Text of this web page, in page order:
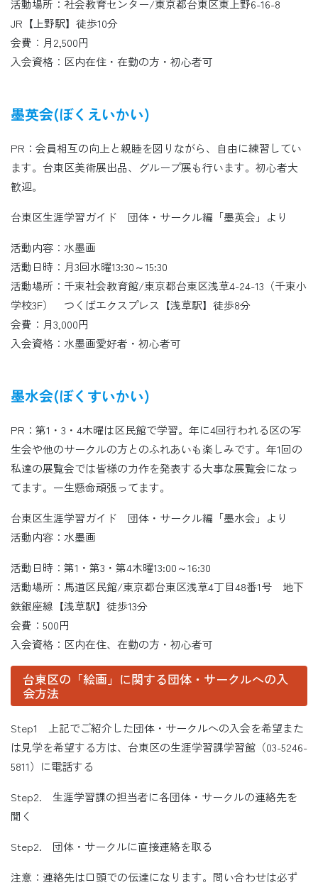
活動場所：社会教育センター/東京都台東区東上野6-16-8
JR【上野駅】徒歩10分
会費：月2,500円
入会資格：区内在住・在勤の方・初心者可
墨英会(ぼくえいかい)
PR：会員相互の向上と親睦を図りながら、自由に練習してい
ます。台東区美術展出品、グループ展も行います。初心者大
歓迎。
台東区生涯学習ガイド 団体・サークル編「墨英会」より
活動内容：水墨画
活動日時：月3回水曜13:30～15:30
活動場所：千束社会教育館/東京都台東区浅草4-24-13（千束小
学校3F） つくばエクスプレス【浅草駅】徒歩8分
会費：月3,000円
入会資格：水墨画愛好者・初心者可
墨水会(ぼくすいかい)
PR：第1・3・4木曜は区民館で学習。年に4回行われる区の写
生会や他のサークルの方とのふれあいも楽しみです。年1回の
私達の展覧会では皆様の力作を発表する大事な展覧会になっ
てます。一生懸命頑張ってます。
台東区生涯学習ガイド 団体・サークル編「墨水会」より
活動内容：水墨画
活動日時：第1・第3・第4木曜13:00～16:30
活動場所：馬道区民館/東京都台東区浅草4丁目48番1号 地下
鉄銀座線【浅草駅】徒歩13分
会費：500円
入会資格：区内在住、在勤の方・初心者可
台東区の「絵画」に関する団体・サークルへの入
会方法
Step1 上記でご紹介した団体・サークルへの入会を希望また
は見学を希望する方は、台東区の生涯学習課学習館（03-5246-
5811）に電話する
Step2. 生涯学習課の担当者に各団体・サークルの連絡先を
聞く
Step2. 団体・サークルに直接連絡を取る
注意：連絡先は口頭での伝達になります。問い合わせは必ず